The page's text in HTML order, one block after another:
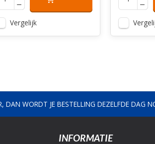
Vergelijk
DAN WORDT JE BESTELLING DEZELFDE DAG
INFORMATIE